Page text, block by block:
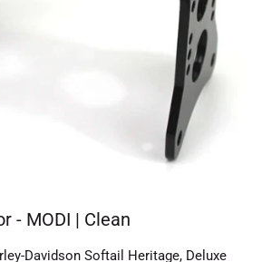
- MODI | Clean
Davidson Softail Heritage, Deluxe